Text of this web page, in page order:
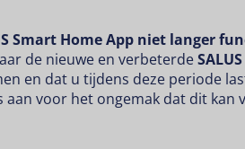
Smart Home App niet langer
de nieuwe en verbeterde
en dat u tijdens deze periode
voor het ongemak dat dit kan